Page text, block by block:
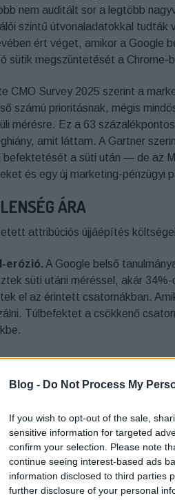
Blog - Do Not Process My
If you wish to opt-out of the sale,
sensitive information for targeted
confirm your selection. Please note
continue seeing interest-based ads
information disclosed to third parties
further disclosure of your personal
nem auditált sor a legtöbb
szintű útvonaladatokkal tudták
ért véget, amikor a Google
sütik megszüntetését a Chrome-
CMO Survey 2025 szerint a
számú prioritásnak, mégis
mérésre. Ez a 63
amit láttam. A Gartner
befektetését a süti után — de az
és egy új marketing-pénzügyi
ÁRA
attribúciós újjáépítés
erózió. A Google belső
süti utáni méréssel, akár
el az érintett csatornákban.
Túlbefektet a csökkenő
tömörülés.A rossz
et — az utolsó kattintásokat —
kitettség.A GDPR
jelentős bírságokkal jár, és a
ír elő. Az ujjlenyomatolásra